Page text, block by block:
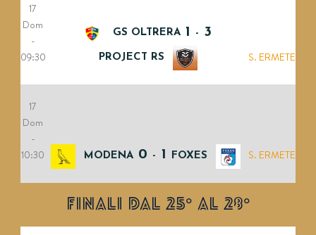
17
Dom
-
09:30
GS OLTRERA 1 - 3
PROJECT RS S. ERMETE
17
Dom
-
10:30
MODENA 0 - 1 FOXES S. ERMETE
FINALI DAL 25° AL 28°